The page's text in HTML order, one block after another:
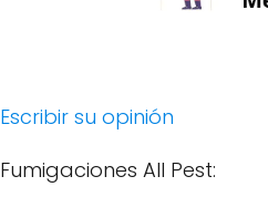
Escribir su opinión
Fumigaciones All Pest: